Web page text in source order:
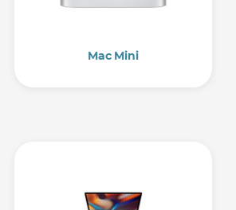
Mac Mini